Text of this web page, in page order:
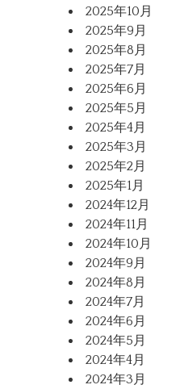
2025年10月
2025年9月
2025年8月
2025年7月
2025年6月
2025年5月
2025年4月
2025年3月
2025年2月
2025年1月
2024年12月
2024年11月
2024年10月
2024年9月
2024年8月
2024年7月
2024年6月
2024年5月
2024年4月
2024年3月